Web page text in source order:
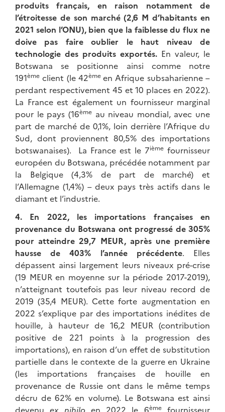
produits français, en raison notamment de
l’étroitesse de son marché (2,6 M d’habitants en
2021 selon l’ONU), bien que la faiblesse du flux ne
doive pas faire oublier le haut niveau de
technologie des produits exportés. En valeur, le
Botswana se positionne ainsi comme notre
191ème client (le 42ème en Afrique subsaharienne –
perdant respectivement 45 et 10 places en 2022).
La France est également un fournisseur marginal
pour le pays (16èmeau niveau mondial, avec une
part de marché de 0,1%, loin derrière l’Afrique du
Sud, dont proviennent 80,5% des importations
botswanaises). La France est le 7ième fournisseur
européen du Botswana, précédée notamment par
la Belgique (4,3% de part de marché) et
l’Allemagne (1,4%) – deux pays très actifs dans le
diamant et l’industrie.
4. En 2022, les importations françaises en
provenance du Botswana ont progressé de 305%
pour atteindre 29,7 MEUR, après une première
hausse de 403% l’année précédente. Elles
dépassent ainsi largement leurs niveaux pré-crise
(19 MEUR en moyenne sur la période 2017-2019),
n’atteignant toutefois pas leur niveau record de
2019 (35,4 MEUR). Cette forte augmentation en
2022 s’explique par des importations inédites de
houille, à hauteur de 16,2 MEUR (contribution
positive de 221 points à la progression des
importations), en raison d’un effet de substitution
partielle dans le contexte de la guerre en Ukraine
(les importations françaises de houille en
provenance de Russie ont dans le même temps
décru de 62% en volume). Le Botswana est ainsi
devenuex nihiloen 2022 le 6èmefournisseur